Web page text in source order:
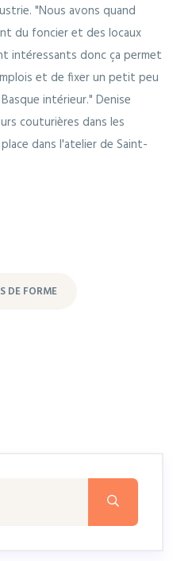
"Nous avons quand
du foncier et des locaux
intéressants donc ça permet
et de fixer un petit peu
intérieur." Denise
couturières dans les
dans l'atelier de Saint-
DE FORME